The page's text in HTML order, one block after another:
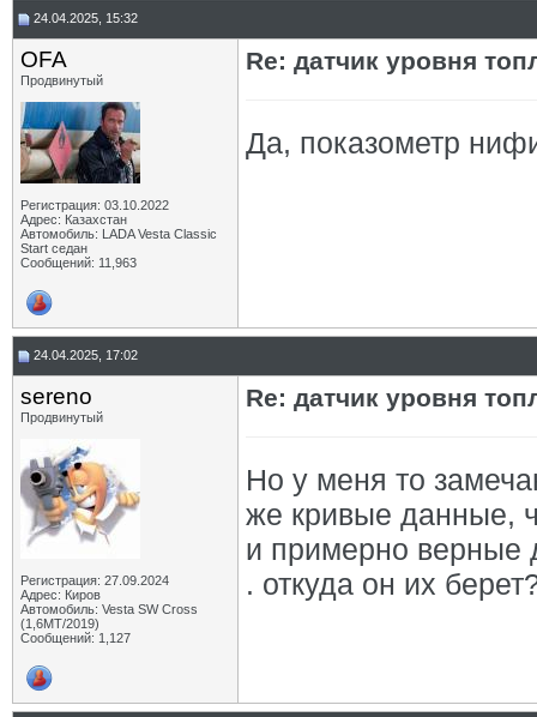
24.04.2025, 15:32
OFA
Продвинутый
Регистрация: 03.10.2022
Адрес: Казахстан
Автомобиль: LADA Vesta Classic
Start седан
Сообщений: 11,963
Re: датчик уровня
Да, показометр
24.04.2025, 17:02
sereno
Продвинутый
Регистрация: 27.09.2024
Адрес: Киров
Автомобиль: Vesta SW Cross
(1,6МТ/2019)
Сообщений: 1,127
Re: датчик уровня
Но у меня то
же кривые данные,
и примерно верные
. откуда он их